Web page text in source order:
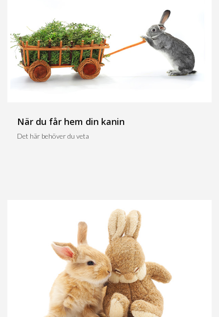
När du får hem din kanin
Det här behöver du veta